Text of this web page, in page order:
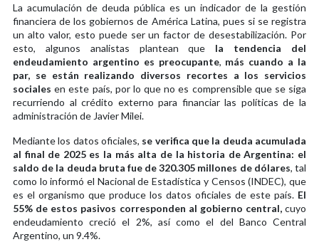
La acumulación de deuda pública es un indicador de la gestión
financiera de los gobiernos de América Latina, pues si se registra
un alto valor, esto puede ser un factor de desestabilización. Por
esto, algunos analistas plantean que la tendencia del
endeudamiento argentino es preocupante, más cuando a la
par, se están realizando diversos recortes a los servicios
sociales en este país, por lo que no es comprensible que se siga
recurriendo al crédito externo para financiar las políticas de la
administración de Javier Milei.
Mediante los datos oficiales, se verifica que la deuda acumulada
al final de 2025 es la más alta de la historia de Argentina: el
saldo de la deuda bruta fue de 320.305 millones de dólares, tal
como lo informó el Nacional de Estadística y Censos (INDEC), que
es el organismo que produce los datos oficiales de este país. El
55% de estos pasivos corresponden al gobierno central,cuyo
endeudamiento creció el 2%, así como el del Banco Central
Argentino, un 9.4%.